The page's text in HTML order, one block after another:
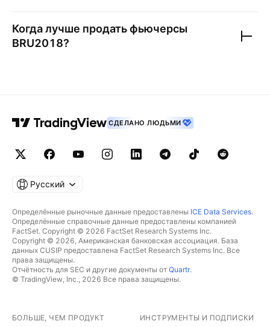
Когда лучше продать фьючерсы
BRU2018?
СДЕЛАНО ЛЮДЬМИ
Русский
Определённые рыночные данные предоставлены ICE Data Services.
Определённые справочные данные предоставлены компанией
FactSet. Copyright © 2026 FactSet Research Systems Inc.
Copyright © 2026, Американская банковская ассоциация. База
данных CUSIP предоставлена FactSet Research Systems Inc. Все
права защищены.
Отчётность для SEC и другие документы от Quartr.
© TradingView, Inc., 2026 Все права защищены.
БОЛЬШЕ, ЧЕМ ПРОДУКТ ИНСТРУМЕНТЫ И ПОДПИСКИ